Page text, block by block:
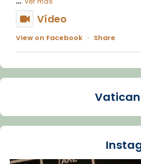
Vídeo
View on Facebook · Share
Arquebisbat de
La Carmina va patir
dos mesos, a l'Estadi